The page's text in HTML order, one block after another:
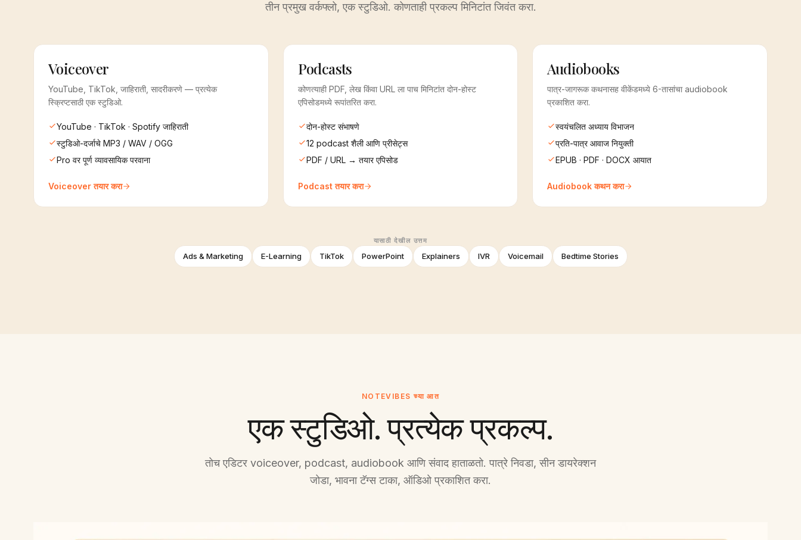
तीन प्रमुख वर्कफ्लो, एक स्टुडिओ. कोणताही प्रकल्प मिनिटांत जिवंत करा.
Voiceover
YouTube, TikTok, जाहिराती, सादरीकरणे — प्रत्येक
स्क्रिप्टसाठी एक स्टुडिओ.
YouTube · TikTok · Spotify जाहिराती
स्टुडिओ-दर्जाचे MP3 / WAV / OGG
Pro वर पूर्ण व्यावसायिक परवाना
Voiceover तयार करा
Podcasts
कोणत्याही PDF, लेख किंवा URL ला पाच मिनिटांत दोन-होस्ट
एपिसोडमध्ये रूपांतरित करा.
दोन-होस्ट संभाषणे
12 podcast शैली आणि प्रीसेट्स
PDF / URL → तयार एपिसोड
Podcast तयार करा
Audiobooks
पात्र-जागरूक कथनासह वीकेंडमध्ये 6-तासांचा audiobook
प्रकाशित करा.
स्वयंचलित अध्याय विभाजन
प्रति-पात्र आवाज नियुक्ती
EPUB · PDF · DOCX आयात
Audiobook कथन करा
यासाठी देखील उत्तम
Ads & Marketing E-Learning TikTok PowerPoint Explainers IVR Voicemail Bedtime Stories
NOTEVIBES च्या आत
एक स्टुडिओ. प्रत्येक प्रकल्प.
तोच एडिटर voiceover, podcast, audiobook आणि संवाद हाताळतो. पात्रे निवडा, सीन डायरेक्शन
जोडा, भावना टॅग्स टाका, ऑडिओ प्रकाशित करा.